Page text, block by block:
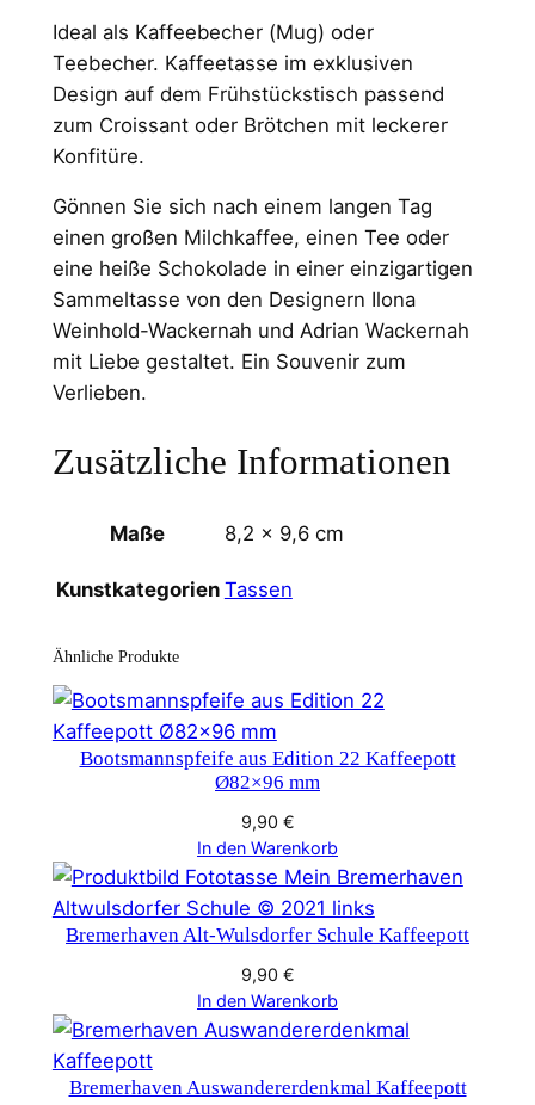
9
6
m
m
M
e
n
e
Ideal als Kaffeebecher (Mug) oder
Teebecher. Kaffeetasse im exklusiven
Design auf dem Frühstückstisch passend
zum Croissant oder Brötchen mit leckerer
Konfitüre.
Gönnen Sie sich nach einem langen Tag
einen großen Milchkaffee, einen Tee oder
eine heiße Schokolade in einer einzigartigen
Sammeltasse von den Designern Ilona
Weinhold-Wackernah und Adrian Wackernah
mit Liebe gestaltet. Ein Souvenir zum
Verlieben.
Zusätzliche Informationen
Maße 8,2 × 9,6 cm
Kunstkategorien Tassen
Ähnliche Produkte
Bootsmannspfeife aus Edition 22 Kaffeepott
Ø82×96 mm
9,90 €
In den Warenkorb
Bremerhaven Alt-Wulsdorfer Schule Kaffeepott
9,90 €
In den Warenkorb
Bremerhaven Auswandererdenkmal Kaffeepott